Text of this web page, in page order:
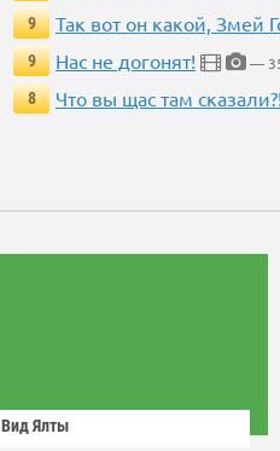
9
Так вот он какой, Змей
9
Нас не догонят!
—
8
Что вы щас там
Вид Ялты